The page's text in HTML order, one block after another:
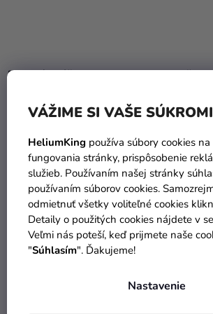
VÁŽIME SI VAŠE
HeliumKing používa súbory cookies
fungovania stránky, prispôsobenie
služieb. Používaním našej stránky
používaním súborov cookies.
odmietnuť všetky voliteľné cookies
Detaily o použitých cookies nájdete v
Veľmi nás poteší, keď prijmete naše
"Súhlasím". Ďakujeme!
Nastavenie
Detský plášť Elsahodnotenie
4,5
5
hviezdičiek.
DO KOŠÍKA